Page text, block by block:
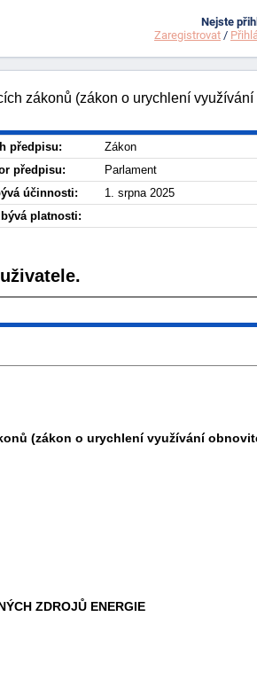
zákonů (zákon o urychlení
předpisu:
Zákon
předpisu:
Parlament
účinnosti:
1. srpna 2025
platnosti:
(zákon o urychlení využívání
ZDROJŮ ENERGIE
Nejste
Zaregistrovat /